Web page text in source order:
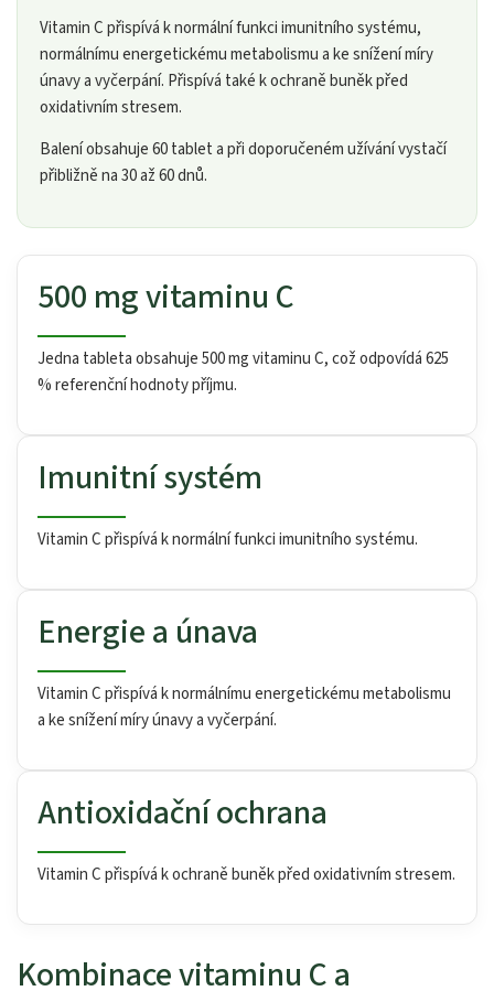
Vitamin C přispívá k normální funkci imunitního systému,
normálnímu energetickému metabolismu a ke snížení míry
únavy a vyčerpání. Přispívá také k ochraně buněk před
oxidativním stresem.
Balení obsahuje 60 tablet a při doporučeném užívání vystačí
přibližně na 30 až 60 dnů.
500 mg vitaminu C
Jedna tableta obsahuje 500 mg vitaminu C, což odpovídá 625
% referenční hodnoty příjmu.
Imunitní systém
Vitamin C přispívá k normální funkci imunitního systému.
Energie a únava
Vitamin C přispívá k normálnímu energetickému metabolismu
a ke snížení míry únavy a vyčerpání.
Antioxidační ochrana
Vitamin C přispívá k ochraně buněk před oxidativním stresem.
Kombinace vitaminu C a